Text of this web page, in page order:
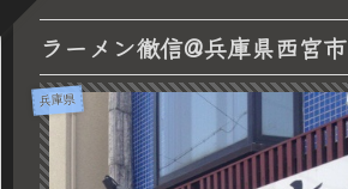
ラーメン徹信@兵庫県西宮市
兵庫県